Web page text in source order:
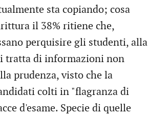
sta copiando; cosa
il 38% ritiene che,
perquisire gli studenti, alla
tratta di informazioni non
prudenza, visto che la
colti in "flagranza di
d'esame. Specie di quelle